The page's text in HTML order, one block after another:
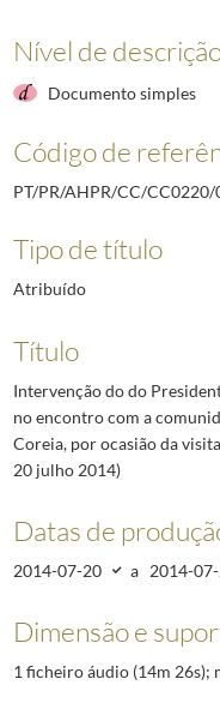
Nível de
Documento simples
Código de
PT/PR/AHPR/CC/
Tipo de título
Atribuído
Título
Intervenção do do
no encontro com a
Coreia, por ocasião da
20 julho 2014)
Datas de
2014-07-20 a 2014-
Dimensão e
1 ficheiro áudio (14m 26s);